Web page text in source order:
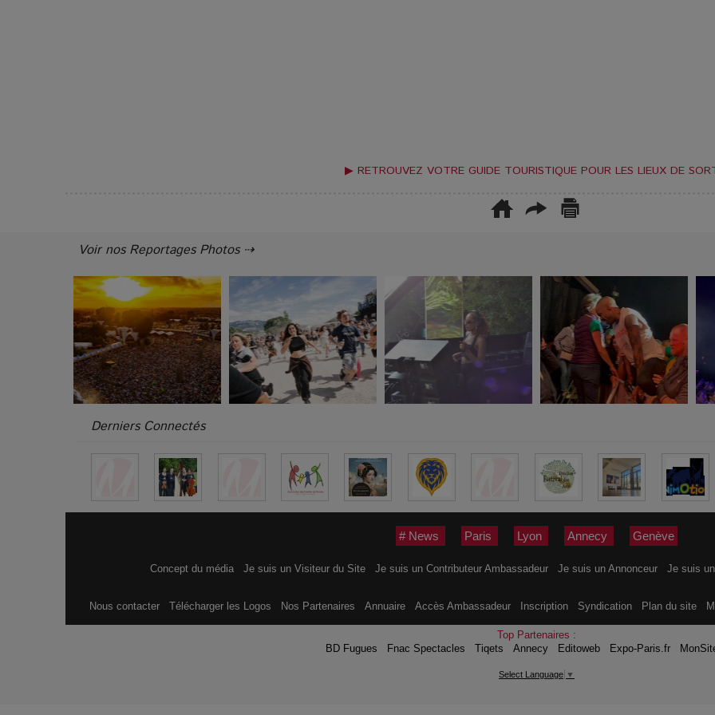
▶ RETROUVEZ VOTRE GUIDE TOURISTIQUE POUR LES LIEUX DE
Voir nos Reportages Photos ⇢
Derniers Connectés
# News Paris Lyon Annecy Genève
Concept du média Je suis un Visiteur du Site Je suis un Contributeur Ambassadeur Je suis un Annonceur Je suis
Nous contacter Télécharger les Logos Nos Partenaires Annuaire Accès Ambassadeur Inscription Syndication Plan du site
Top Partenaires :
BD Fugues
Fnac Spectacles Tiqets Annecy Editoweb Expo-Paris.fr
Select Language ▼